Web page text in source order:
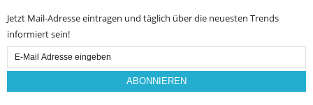
Jetzt Mail-Adresse eintragen und täglich über die neuesten Trends
informiert sein!
Email
Subscription
ABONNIEREN